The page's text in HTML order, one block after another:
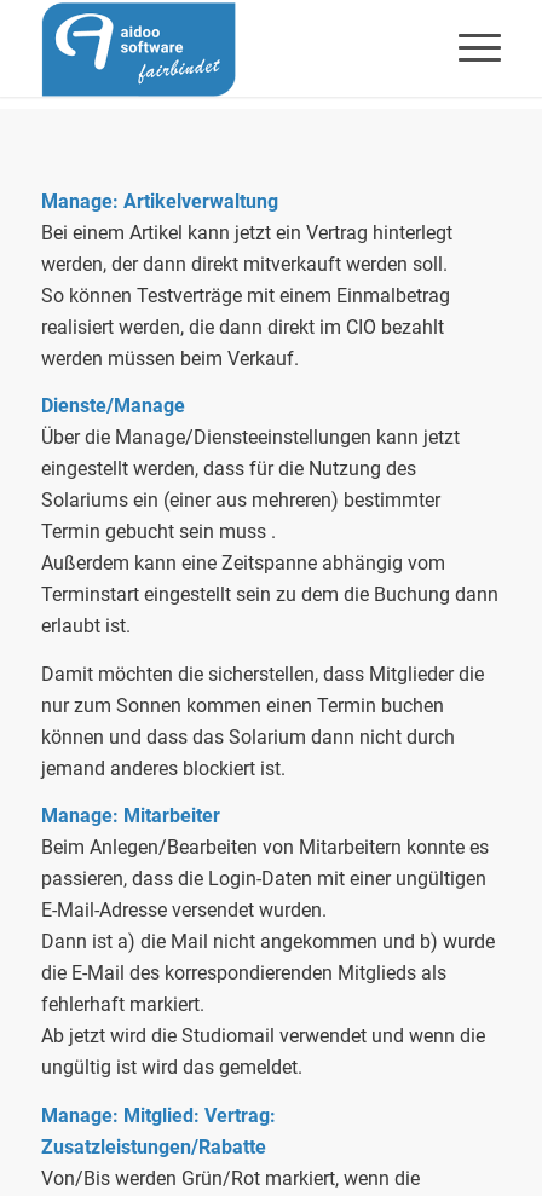
Manage: Artikelverwaltung
Bei einem Artikel kann jetzt ein Vertrag hinterlegt
werden, der dann direkt mitverkauft werden soll.
So können Testverträge mit einem Einmalbetrag
realisiert werden, die dann direkt im CIO bezahlt
werden müssen beim Verkauf.
Dienste/Manage
Über die Manage/Diensteeinstellungen kann jetzt
eingestellt werden, dass für die Nutzung des
Solariums ein (einer aus mehreren) bestimmter
Termin gebucht sein muss .
Außerdem kann eine Zeitspanne abhängig vom
Terminstart eingestellt sein zu dem die Buchung dann
erlaubt ist.
Damit möchten die sicherstellen, dass Mitglieder die
nur zum Sonnen kommen einen Termin buchen
können und dass das Solarium dann nicht durch
jemand anderes blockiert ist.
Manage: Mitarbeiter
Beim Anlegen/Bearbeiten von Mitarbeitern konnte es
passieren, dass die Login-Daten mit einer ungültigen
E-Mail-Adresse versendet wurden.
Dann ist a) die Mail nicht angekommen und b) wurde
die E-Mail des korrespondierenden Mitglieds als
fehlerhaft markiert.
Ab jetzt wird die Studiomail verwendet und wenn die
ungültig ist wird das gemeldet.
Manage: Mitglied: Vertrag:
Zusatzleistungen/Rabatte
Von/Bis werden Grün/Rot markiert, wenn die